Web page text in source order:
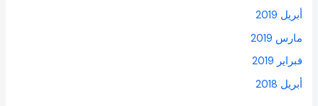
أبريل 2019
مارس 2019
فبراير 2019
أبريل 2018